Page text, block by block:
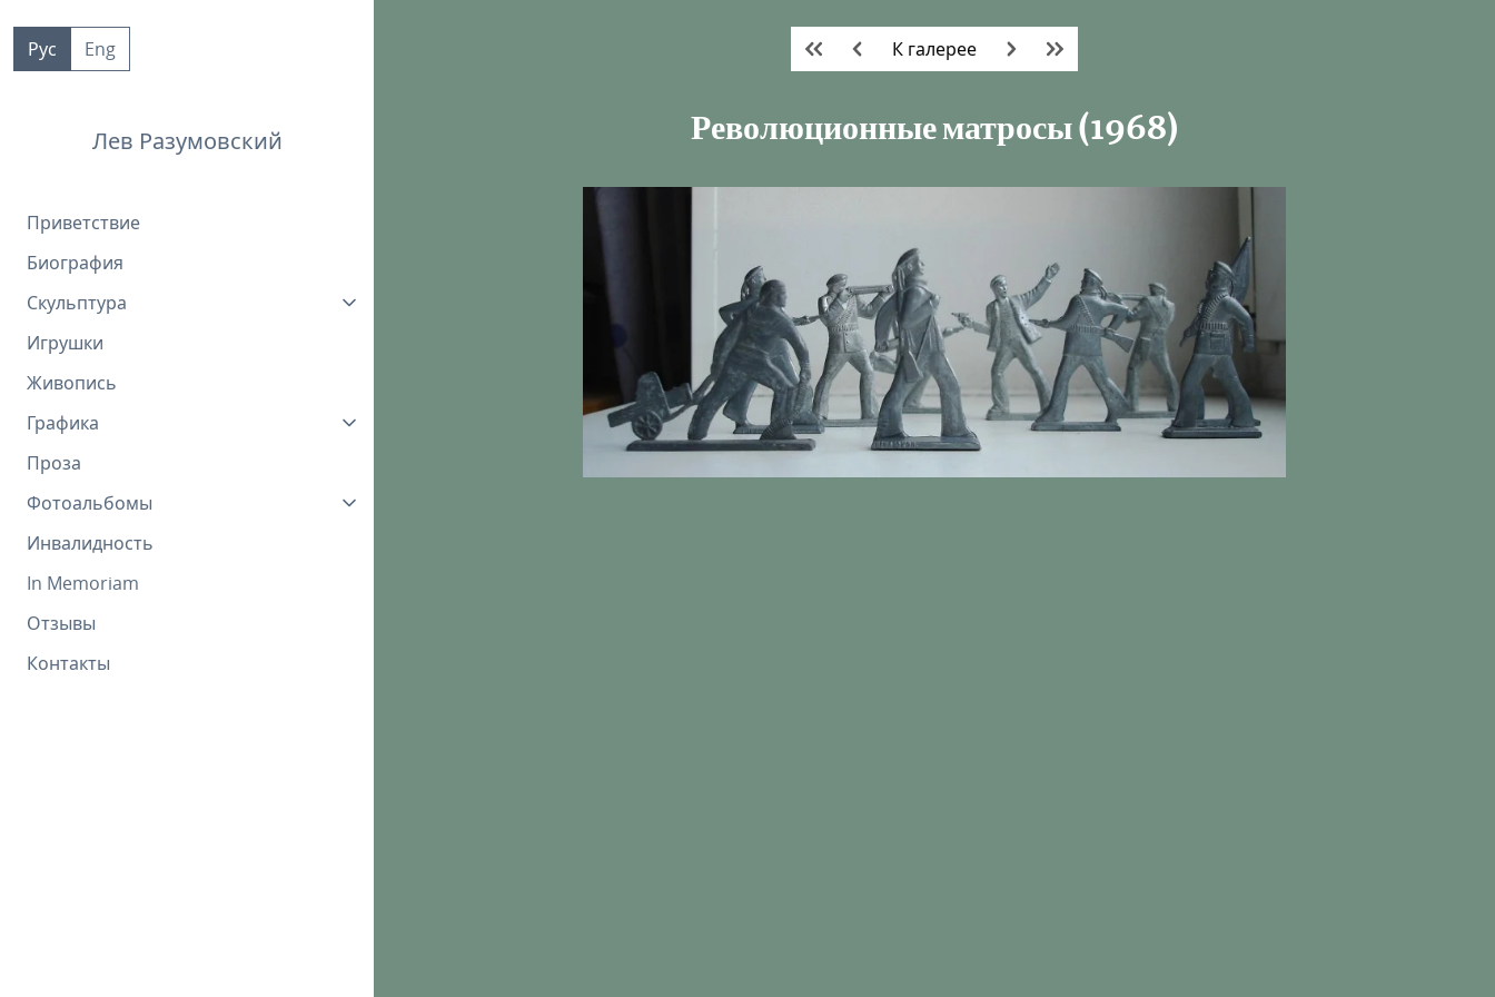
контенту
Рус Eng
Лев Разумовский
Приветствие
Биография
Скульптура
Игрушки
Живопись
Графика
Проза
Фотоальбомы
Инвалидность
In Memoriam
Отзывы
Контакты
К галерее
Революционные матросы (1968)